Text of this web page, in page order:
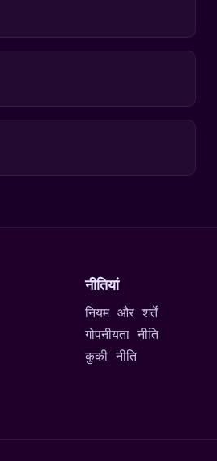
नीतियां
नियम और शर्तें
गोपनीयता नीति
कुकी नीति